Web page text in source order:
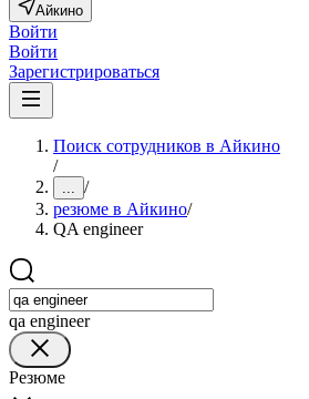
Айкино
Войти
Войти
Зарегистрироваться
Поиск сотрудников в Айкино
/
... /
резюме в Айкино/
QA engineer
qa engineer
Резюме